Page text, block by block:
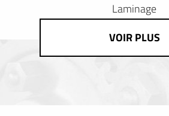
Laminage
VOIR PLUS